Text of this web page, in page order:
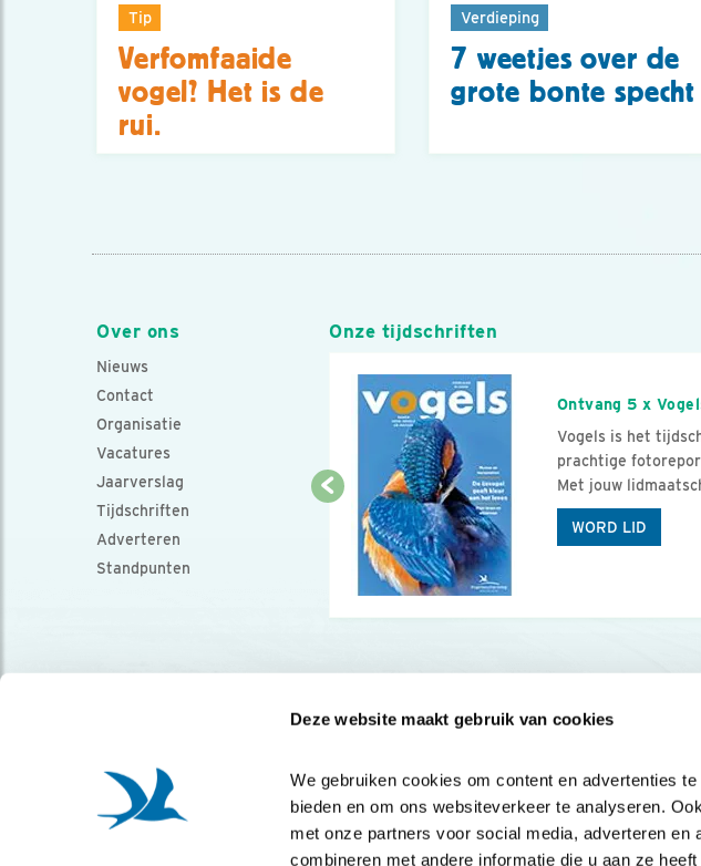
Deze website maakt gebruik van cookies
We gebruiken cookies om content en advertenties
bieden en om ons websiteverkeer te analyseren.
met onze partners voor social media, adverteren
combineren met andere informatie die u aan ze
Tip
Verfomfaaide
vogel? Het is de
rui.
Verdieping
7 weetjes over de
grote bonte specht
Over ons
Nieuws
Contact
Organisatie
Vacatures
Jaarverslag
Tijdschriften
Adverteren
Standpunten
Onze tijdschriften
Ontvang 5 x
Vogels is het
prachtige
Met jouw
WORD LID